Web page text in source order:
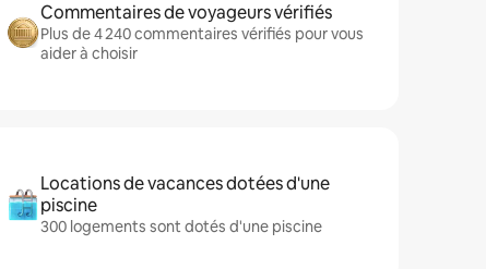
Commentaires de voyageurs vérifiés
Plus de 4 240 commentaires vérifiés pour vous
aider à choisir
Locations de vacances dotées d'une
piscine
300 logements sont dotés d'une piscine